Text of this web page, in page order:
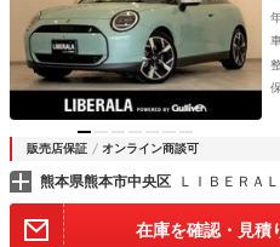
販売店保証 オンライン商談可
熊本県熊本市中央区 ＬＩＢＥＲＡ
在庫を確認・見積